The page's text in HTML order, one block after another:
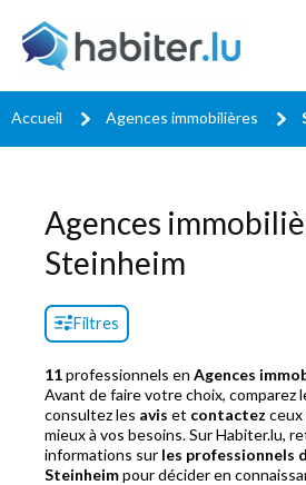
Accueil Agences immobilières
Agences
Steinheim
Filtres
11professionnels en Agences
Avant de faire votre choix, comparez
consultez les avis et contactez
mieux à vos besoins. Sur Habiter.lu,
informations sur les professionnels
Steinheimpour décider en